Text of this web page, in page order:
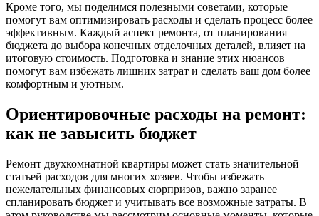
Кроме того, мы поделимся полезными советами, которые
помогут вам оптимизировать расходы и сделать процесс более
эффективным. Каждый аспект ремонта, от планирования
бюджета до выбора конечных отделочных деталей, влияет на
итоговую стоимость. Подготовка и знание этих нюансов
помогут вам избежать лишних затрат и сделать ваш дом более
комфортным и уютным.
Ориентировочные расходы на ремонт:
как не завысить бюджет
Ремонт двухкомнатной квартиры может стать значительной
статьей расходов для многих хозяев. Чтобы избежать
нежелательных финансовых сюрпризов, важно заранее
спланировать бюджет и учитывать все возможные затраты. В